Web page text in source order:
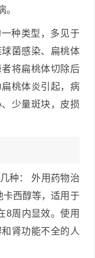
。
种类型，多见于
菌感染、扁桃体
将扁桃体切除后
桃体炎引起，病
少量斑块，皮损
种： 外用药物治
卡西醇等，适用于
8周内显效。使用
肾功能不全的人